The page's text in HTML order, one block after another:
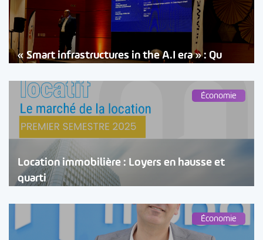
« Smart infrastructures in the A.I era » : Qu
Économie
Location immobilière : Loyers en hausse et
quarti
Économie